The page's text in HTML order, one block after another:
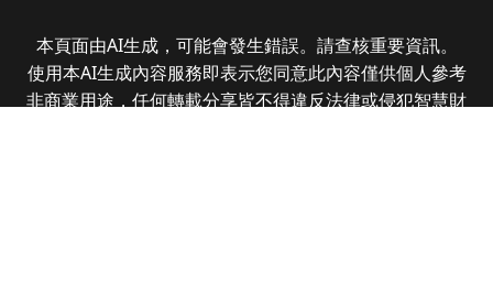
本頁面由AI生成，可能會發生錯誤。請查核重要資訊。
使用本AI生成內容服務即表示您同意此內容僅供個人參考
非商業用途，任何轉載分享皆不得違反法律或侵犯智慧財